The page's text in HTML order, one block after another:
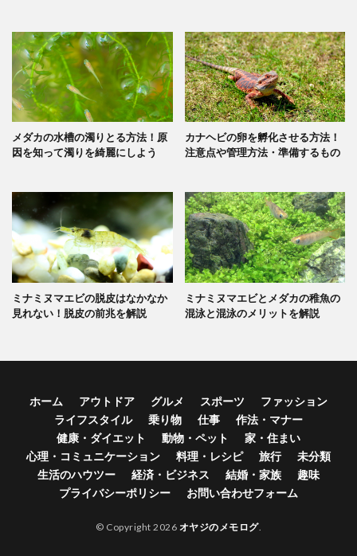
メダカの水槽の濁りとる方法！原
因を知って濁りを綺麗にしよう
カナヘビの卵を孵化させる方法！
注意点や管理方法・準備するもの
ミナミヌマエビの脱皮はなかなか
見れない！脱皮の前兆を解説
ミナミヌマエビとメダカの稚魚の
混泳と混泳のメリットを解説
ホーム アウトドア グルメ スポーツ
ファッション
ライフスタイル
乗り物 仕事
作法・マナー
健康・ダイエット
動物・ペット
家・住まい
心理・コミュニケーション
料理・レシピ 旅行
未分類
生活のハウツー
経済・ビジネス 結婚・家族
趣味
プライバシーポリシー
お問い合わせフォーム
© Copyright 2026 オヤジのメモログ.